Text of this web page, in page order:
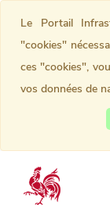
Le Portail
"cookies"
ces "cookies",
vos données de